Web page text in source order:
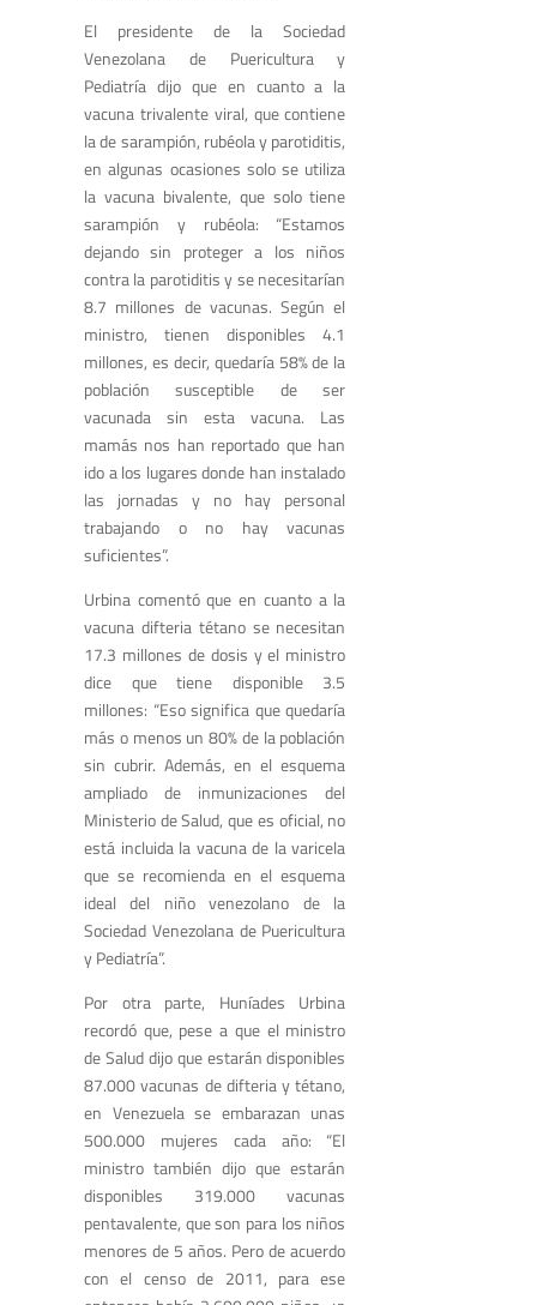
El presidente de la Sociedad
Venezolana de Puericultura y
Pediatría dijo que en cuanto a la
vacuna trivalente viral, que contiene
la de sarampión, rubéola y parotiditis,
en algunas ocasiones solo se utiliza
la vacuna bivalente, que solo tiene
sarampión y rubéola: “Estamos
dejando sin proteger a los niños
contra la parotiditis y se necesitarían
8.7 millones de vacunas. Según el
ministro, tienen disponibles 4.1
millones, es decir, quedaría 58% de la
población susceptible de ser
vacunada sin esta vacuna. Las
mamás nos han reportado que han
ido a los lugares donde han instalado
las jornadas y no hay personal
trabajando o no hay vacunas
suficientes”.
Urbina comentó que en cuanto a la
vacuna difteria tétano se necesitan
17.3 millones de dosis y el ministro
dice que tiene disponible 3.5
millones: “Eso significa que quedaría
más o menos un 80% de la población
sin cubrir. Además, en el esquema
ampliado de inmunizaciones del
Ministerio de Salud, que es oficial, no
está incluida la vacuna de la varicela
que se recomienda en el esquema
ideal del niño venezolano de la
Sociedad Venezolana de Puericultura
y Pediatría”.
Por otra parte, Huníades Urbina
recordó que, pese a que el ministro
de Salud dijo que estarán disponibles
87.000 vacunas de difteria y tétano,
en Venezuela se embarazan unas
500.000 mujeres cada año: “El
ministro también dijo que estarán
disponibles 319.000 vacunas
pentavalente, que son para los niños
menores de 5 años. Pero de acuerdo
con el censo de 2011, para ese